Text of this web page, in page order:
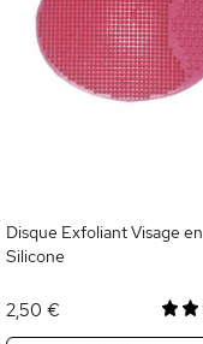
Disque Exfoliant Visage en
Silicone
2,50 €